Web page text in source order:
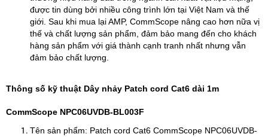
được tin dùng bởi nhiều công trình lớn tại Việt Nam và thế
giới. Sau khi mua lại AMP, CommScope nâng cao hơn nữa vị
thế và chất lượng sản phẩm, đảm bảo mang đến cho khách
hàng sản phẩm với giá thành cạnh tranh nhất nhưng vẫn
đảm bảo chất lượng.
Thông số kỹ thuật Dây nhảy Patch cord Cat6 dài 1m
CommScope NPC06UVDB-BL003F
Tên sản phẩm: Patch cord Cat6 CommScope NPC06UVDB-